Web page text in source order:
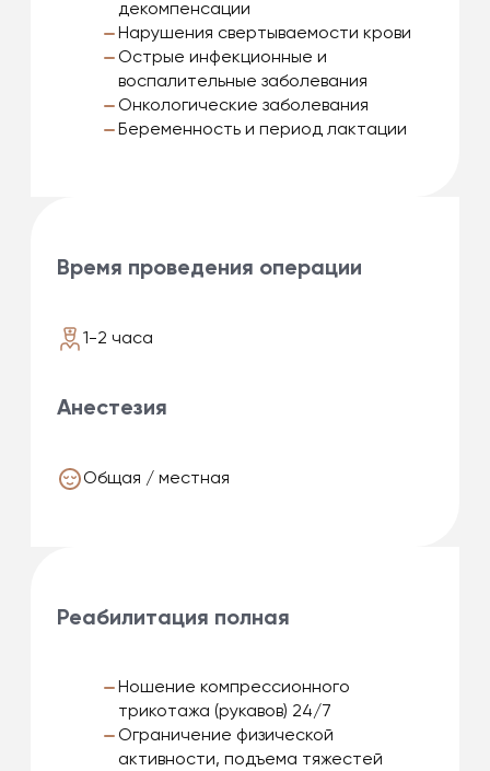
декомпенсации
Нарушения свертываемости крови
Острые инфекционные и
воспалительные заболевания
Онкологические заболевания
Беременность и период лактации
Время проведения операции
1-2 часа
Анестезия
Общая / местная
Реабилитация полная
Ношение компрессионного
трикотажа (рукавов) 24/7
Ограничение физической
активности, подъема тяжестей